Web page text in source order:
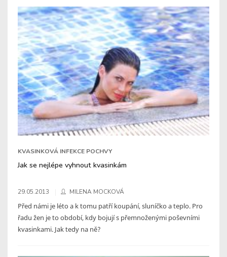
KVASINKOVÁ INFEKCE POCHVY
Jak se nejlépe vyhnout kvasinkám
29.05.2013 MILENA MOCKOVÁ
Před námi je léto a k tomu patří koupání, sluníčko a teplo. Pro
řadu žen je to období, kdy bojují s přemnoženými poševními
kvasinkami. Jak tedy na ně?